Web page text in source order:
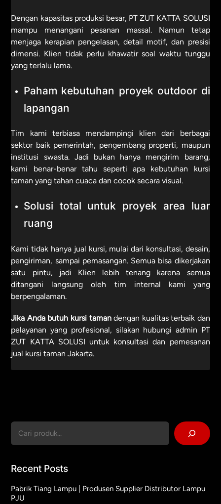
Dengan kapasitas produksi besar, PT ZUT KATTA SOLUSI
mampu menangani pesanan massal. Namun tetap
menjaga kerapian pengelasan, detail motif, dan presisi
dimensi. Klien tidak perlu khawatir soal waktu tunggu
yang terlalu lama.
Paham kebutuhan proyek outdoor di
lapangan
Tim kami terbiasa mendampingi klien dari berbagai
sektor baik pemerintah, pengembang properti, maupun
institusi swasta. Jadi bukan hanya mengirim barang,
kami benar-benar tahu seperti apa kebutuhan kursi
taman yang tahan cuaca dan cocok secara visual.
Solusi total untuk proyek area luar
ruang
Kami tidak hanya jual kursi, mulai dari konsultasi, desain,
pengiriman, sampai pemasangan. Semua bisa dikerjakan
satu pintu, jadi Klien lebih tenang karena semua
ditangani langsung oleh tim internal kami yang
berpengalaman.
Jika Anda butuh kursi tamandengan kualitas terbaik dan
pelayanan yang profesional, silakan hubungi admin PT
ZUT KATTA SOLUSI untuk konsultasi dan pemesanan
jual kursi taman Jakarta.
Cari
Recent Posts
Pabrik Tiang Lampu | Produsen Supplier Distributor Lampu
PJU